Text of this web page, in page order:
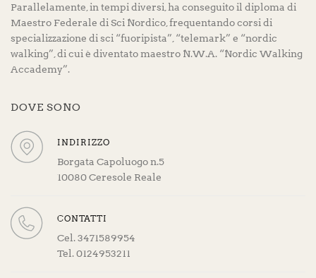
Parallelamente, in tempi diversi, ha conseguito il diploma di
Maestro Federale di Sci Nordico, frequentando corsi di
specializzazione di sci “fuoripista”, “telemark” e “nordic
walking”, di cui è diventato maestro N.W.A. “Nordic Walking
Accademy”.
DOVE SONO
INDIRIZZO
Borgata Capoluogo n.5
10080 Ceresole Reale
CONTATTI
Cel. 3471589954
Tel. 0124953211